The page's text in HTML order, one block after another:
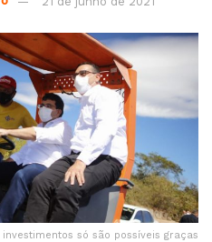
só são possíveis graças